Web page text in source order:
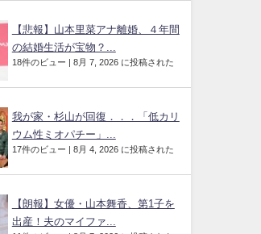
【悲報】山本里菜アナ離婚、４年間
の結婚生活が宝物？...
18件のビュー | 8月 7, 2026 に投稿された
我が家・杉山が回復．．．「低カリ
ウム性ミオパチー」...
17件のビュー | 8月 4, 2026 に投稿された
【朗報】女優・山本舞香、第1子を
出産！夫のマイファ...